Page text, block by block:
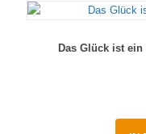
Das Glück ist